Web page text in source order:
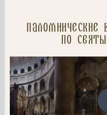
Паломнические
по